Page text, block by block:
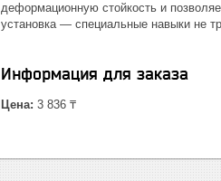
деформационную стойкость и
установка — специальные навыки не
Информация для заказа
Цена: 3 836 ₸